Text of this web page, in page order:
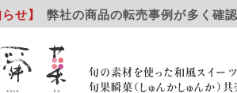
せ】 弊社の商品の転売事例が多く確
旬の素材を使った和風スイーツ
旬果瞬菓（しゅんかしゅんか）